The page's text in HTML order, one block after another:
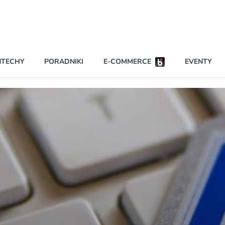
BEZPIECZEŃSTWO
INNI NAPISALI
KONTA
PRAWO
RAPORTY SPECJALNE
NAJCZĘŚCIEJ CZYTANE
Darmowy
wszystkich
W
darmo przez
Czytaj więcej
PORADNIKI E-COMMERCE EVENTY